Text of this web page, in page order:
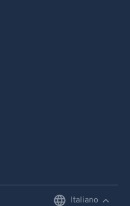
Italiano